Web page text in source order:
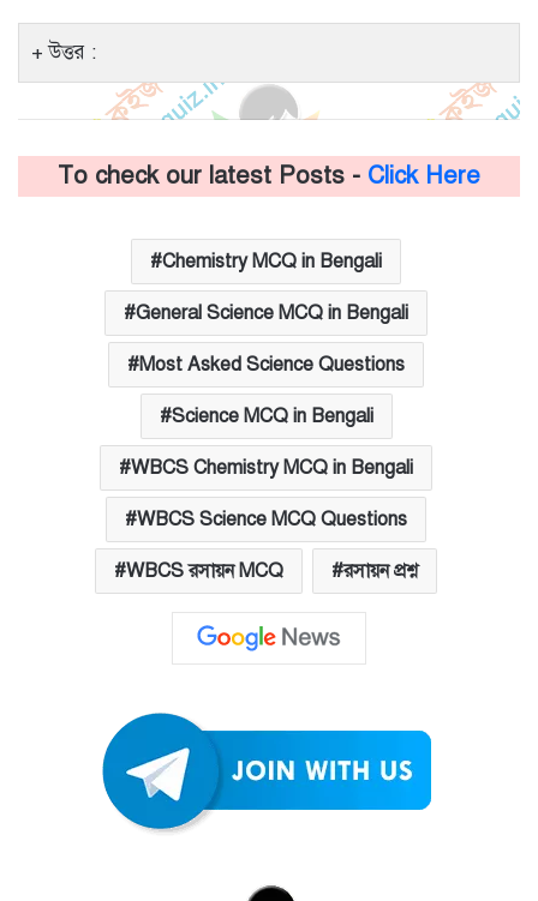
উত্তর :
To check our latest Posts - Click Here
Chemistry MCQ in Bengali
General Science MCQ in Bengali
Most Asked Science Questions
Science MCQ in Bengali
WBCS Chemistry MCQ in Bengali
WBCS Science MCQ Questions
WBCS রসায়ন MCQ রসায়ন প্রশ্ন